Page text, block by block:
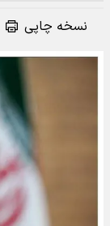
نسخه چاپی